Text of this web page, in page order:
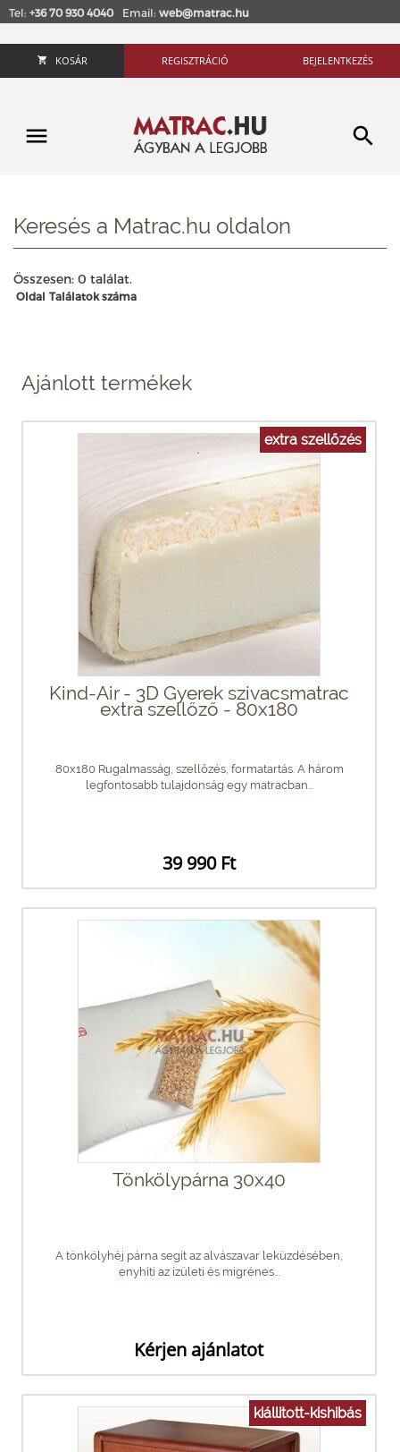
Tel: +36 70 930 4040 Email: web@matrac.hu
KOSÁR REGISZTRÁCIÓ BEJELENTKEZÉS
Keresés a Matrac.hu oldalon
Összesen: 0 találat.
Oldal Találatok száma
Ajánlott termékek
extra szellőzés
Kind-Air - 3D Gyerek szivacsmatrac
extra szellőző - 80x180
80x180 Rugalmasság, szellőzés, formatartás. A három
legfontosabb tulajdonság egy matracban...
39 990 Ft
Tönkölypárna 30x40
A tönkölyhéj párna segít az alvászavar leküzdésében,
enyhíti az ízületi és migrénes...
Kérjen ajánlatot
kiállitott-kishibás